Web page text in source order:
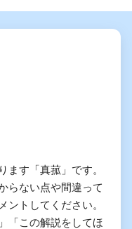
ます「真菰」です。
らない点や間違って
ントしてください。
「この解説をしてほ